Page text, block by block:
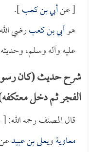
[ عنأبي بن كعب].
هوأبي بن كعبرضي
عليه وآله وسلم،
شرح حديث (كان رسول
الفجر ثم دخل
قال المصنف رحمه الله:
معاويةويعلى بن عبيدعن